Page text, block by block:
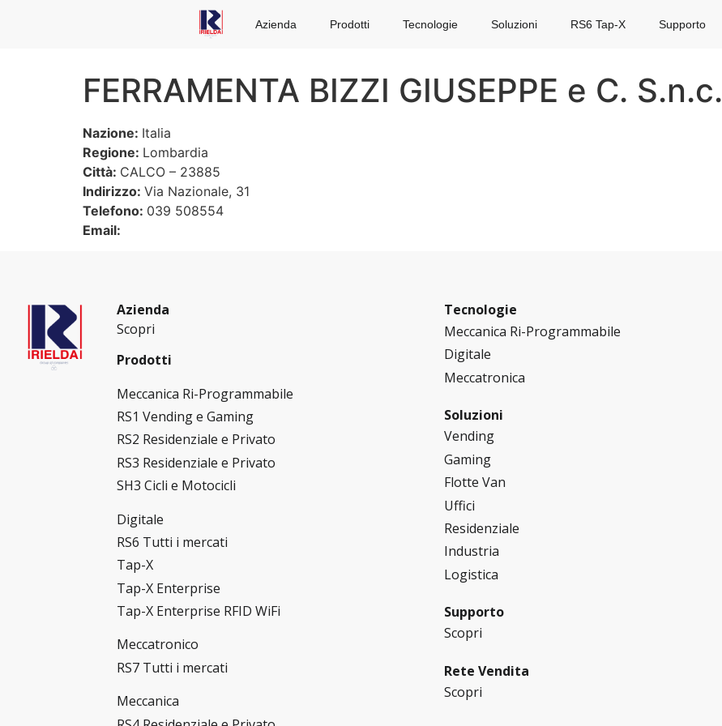
Azienda Prodotti Tecnologie Soluzioni RS6 Tap-X Supporto
FERRAMENTA BIZZI GIUSEPPE e C. S.n.c.
Nazione: Italia
Regione: Lombardia
Città: CALCO – 23885
Indirizzo: Via Nazionale, 31
Telefono: 039 508554
Email:
Azienda
Scopri
Prodotti
Meccanica Ri-Programmabile
RS1 Vending e Gaming
RS2 Residenziale e Privato
RS3 Residenziale e Privato
SH3 Cicli e Motocicli
Digitale
RS6 Tutti i mercati
Tap-X
Tap-X Enterprise
Tap-X Enterprise RFID WiFi
Meccatronico
RS7 Tutti i mercati
Meccanica
Tecnologie
Meccanica Ri-Programmabile
Digitale
Meccatronica
Soluzioni
Vending
Gaming
Flotte Van
Uffici
Residenziale
Industria
Logistica
Supporto
Scopri
Rete Vendita
Scopri